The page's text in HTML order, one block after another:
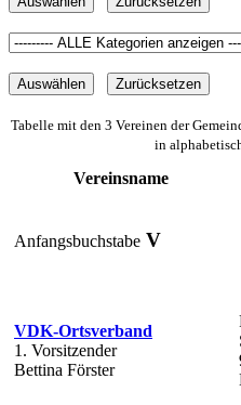
Tabelle mit den 3 Vereinen der
in
Vereinsname
Anfangsbuchstabe V
VDK-Ortsverband
1. Vorsitzender
Bettina Förster